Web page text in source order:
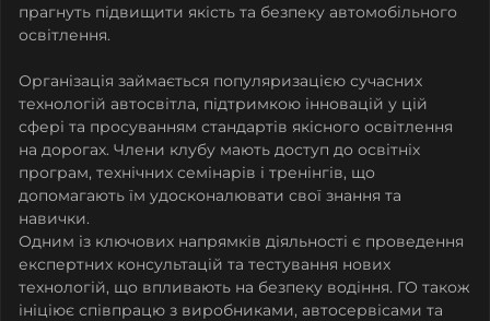
прагнуть підвищити якість та безпеку автомобільного
освітлення.
Організація займається популяризацією сучасних
технологій автосвітла, підтримкою інновацій у цій
сфері та просуванням стандартів якісного освітлення
на дорогах. Члени клубу мають доступ до освітніх
програм, технічних семінарів і тренінгів, що
допомагають їм удосконалювати свої знання та
навички.
Одним із ключових напрямків діяльності є проведення
експертних консультацій та тестування нових
технологій, що впливають на безпеку водіння. ГО також
ініціює співпрацю з виробниками, автосервісами та